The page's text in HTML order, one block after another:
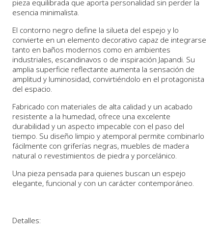
pieza equilibrada que aporta personalidad sin perder la
esencia minimalista.
El contorno negro define la silueta del espejo y lo
convierte en un elemento decorativo capaz de integrarse
tanto en baños modernos como en ambientes
industriales, escandinavos o de inspiración Japandi. Su
amplia superficie reflectante aumenta la sensación de
amplitud y luminosidad, convirtiéndolo en el protagonista
del espacio.
Fabricado con materiales de alta calidad y un acabado
resistente a la humedad, ofrece una excelente
durabilidad y un aspecto impecable con el paso del
tiempo. Su diseño limpio y atemporal permite combinarlo
fácilmente con griferías negras, muebles de madera
natural o revestimientos de piedra y porcelánico.
Una pieza pensada para quienes buscan un espejo
elegante, funcional y con un carácter contemporáneo.
Detalles: